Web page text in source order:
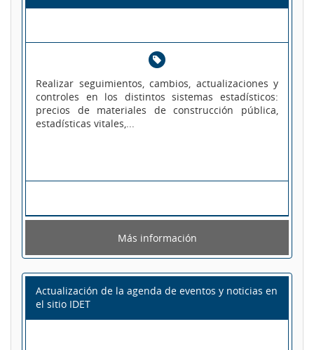
Realizar seguimientos, cambios, actualizaciones y
controles en los distintos sistemas estadísticos:
precios de materiales de construcción pública,
estadísticas vitales,...
Más información
Actualización de la agenda de eventos y noticias en
el sitio IDET